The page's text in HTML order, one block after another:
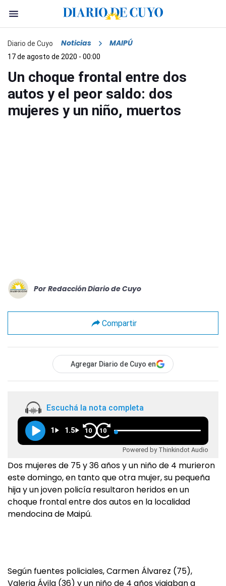
Diario de Cuyo Noticias MAIPÚ
17 de agosto de 2020 - 00:00
Un choque frontal entre dos
autos y el peor saldo: dos
mujeres y un niño, muertos
Por Redacción Diario de Cuyo
Compartir
Agregar Diario de Cuyo en
Escuchá la nota completa
1 1.5 10 10
Powered by Thinkindot Audio
Dos mujeres de 75 y 36 años y un niño de 4 murieron
este domingo, en tanto que otra mujer, su pequeña
hija y un joven policía resultaron heridos en un
choque frontal entre dos autos en la localidad
mendocina de Maipú.
Según fuentes policiales, Carmen Álvarez (75),
Valeria Ávila (36) y un niño de 4 años viajaban a